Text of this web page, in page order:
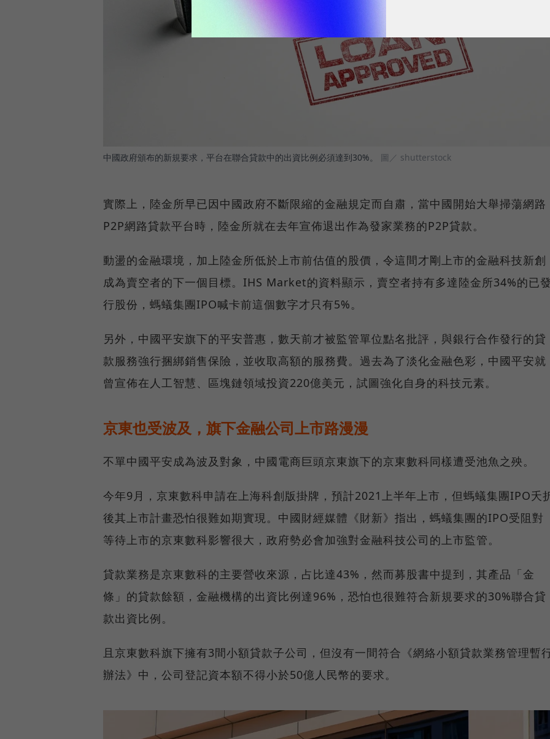
中國政府頒布的新規要求，平台在聯合貸款中的出資比例必須達到30%。 圖／ shutterstock
實際上，陸金所早已因中國政府不斷限縮的金融規定而自肅，當中國開始大舉掃蕩網路
P2P網路貸款平台時，陸金所就在去年宣佈退出作為發家業務的P2P貸款。
動盪的金融環境，加上陸金所低於上市前估值的股價，令這間才剛上市的金融科技新創
成為賣空者的下一個目標。IHS Market的資料顯示，賣空者持有多達陸金所34%的已
行股份，螞蟻集團IPO喊卡前這個數字才只有5%。
另外，中國平安旗下的平安普惠，數天前才被監管單位點名批評，與銀行合作發行的貸
款服務強行捆綁銷售保險，並收取高額的服務費。過去為了淡化金融色彩，中國平安就
曾宣佈在人工智慧、區塊鏈領域投資220億美元，試圖強化自身的科技元素。
京東也受波及，旗下金融公司上市路漫漫
不單中國平安成為波及對象，中國電商巨頭京東旗下的京東數科同樣遭受池魚之殃。
今年9月，京東數科申請在上海科創版掛牌，預計2021上半年上市，但螞蟻集團IPO夭
後其上市計畫恐怕很難如期實現。中國財經媒體《財新》指出，螞蟻集團的IPO受阻對
等待上市的京東數科影響很大，政府勢必會加強對金融科技公司的上市監管。
貸款業務是京東數科的主要營收來源，占比達43%，然而募股書中提到，其產品「金
條」的貸款餘額，金融機構的出資比例達96%，恐怕也很難符合新規要求的30%聯合貸
款出資比例。
且京東數科旗下擁有3間小額貸款子公司，但沒有一間符合《網絡小額貸款業務管理暫
辦法》中，公司登記資本額不得小於50億人民幣的要求。